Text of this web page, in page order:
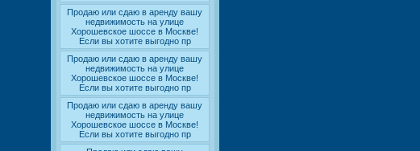
Продаю или сдаю в аренду вашу
недвижимость на улице
Хорошевское шоссе в Москве!
Если вы хотите выгодно пр
Продаю или сдаю в аренду вашу
недвижимость на улице
Хорошевское шоссе в Москве!
Если вы хотите выгодно пр
Продаю или сдаю в аренду вашу
недвижимость на улице
Хорошевское шоссе в Москве!
Если вы хотите выгодно пр